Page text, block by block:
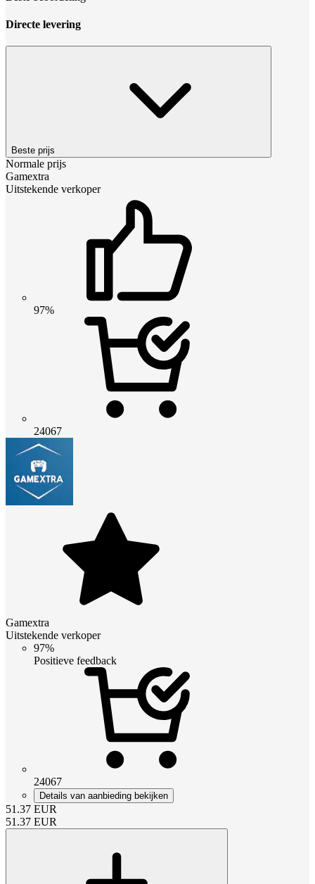
Directe levering
Beste prijs
Normale prijs
Gamextra
Uitstekende verkoper
97%
24067
Gamextra
Uitstekende verkoper
97%
Positieve feedback
24067
Details van aanbieding bekijken
51.37 EUR
51.37 EUR